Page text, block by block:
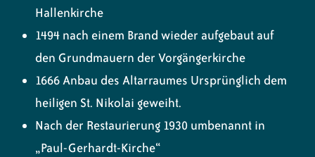
Hallenkirche
1494 nach einem Brand wieder aufgebaut auf
den Grundmauern der Vorgängerkirche
1666 Anbau des Altarraumes Ursprünglich dem
heiligen St. Nikolai geweiht.
Nach der Restaurierung 1930 umbenannt in
„Paul-Gerhardt-Kirche“